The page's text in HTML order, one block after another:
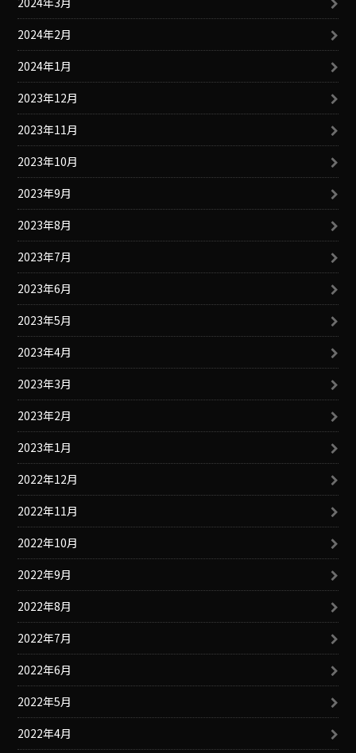
2024年2月
2024年1月
2023年12月
2023年11月
2023年10月
2023年9月
2023年8月
2023年7月
2023年6月
2023年5月
2023年4月
2023年3月
2023年2月
2023年1月
2022年12月
2022年11月
2022年10月
2022年9月
2022年8月
2022年7月
2022年6月
2022年5月
2022年4月